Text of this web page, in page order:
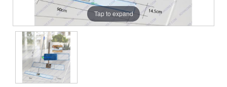
xưởng
bản
xưởng
bản
90cm
ASIA-
SH90
Tap to expand